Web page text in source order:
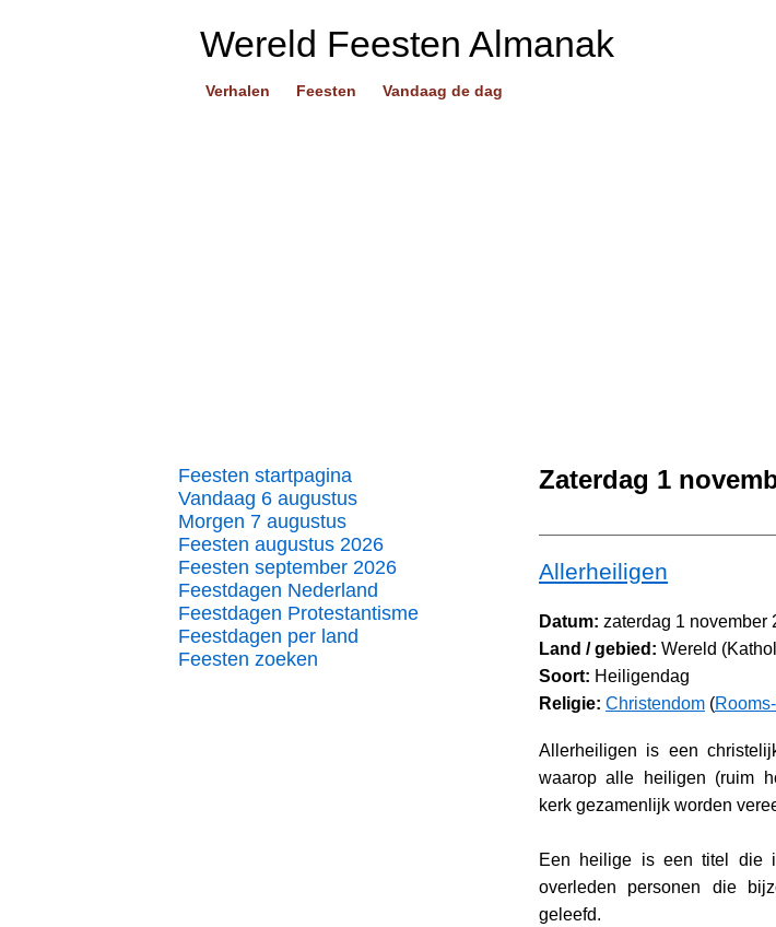
Wereld Feesten Almanak
Verhalen Feesten Vandaag de dag
Feesten startpagina
Vandaag 6 augustus
Morgen 7 augustus
Feesten augustus 2026
Feesten september 2026
Feestdagen Nederland
Feestdagen Protestantisme
Feestdagen per land
Feesten zoeken
Zaterdag 1
Allerheiligen
Datum: zaterdag 1 november
Land / gebied: Wereld
Soort: Heiligendag
Religie: Christendom (
Allerheiligen is een
waarop alle heiligen (ruim
kerk gezamenlijk worden
Een heilige is een titel die
overleden personen die
geleefd.